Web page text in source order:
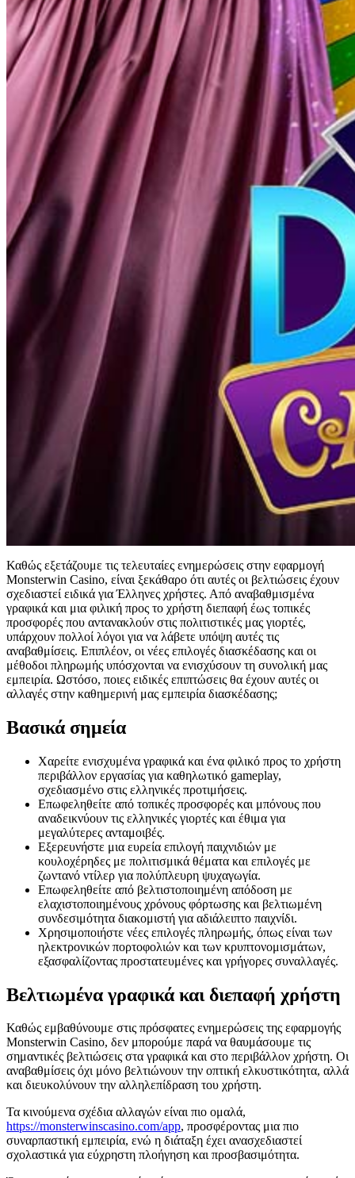
Καθώς εξετάζουμε τις τελευταίες ενημερώσεις στην εφαρμογή
Monsterwin Casino, είναι ξεκάθαρο ότι αυτές οι βελτιώσεις έχουν
σχεδιαστεί ειδικά για Έλληνες χρήστες. Από αναβαθμισμένα
γραφικά και μια φιλική προς το χρήστη διεπαφή έως τοπικές
προσφορές που αντανακλούν στις πολιτιστικές μας γιορτές,
υπάρχουν πολλοί λόγοι για να λάβετε υπόψη αυτές τις
αναβαθμίσεις. Επιπλέον, οι νέες επιλογές διασκέδασης και οι
μέθοδοι πληρωμής υπόσχονται να ενισχύσουν τη συνολική μας
εμπειρία. Ωστόσο, ποιες ειδικές επιπτώσεις θα έχουν αυτές οι
αλλαγές στην καθημερινή μας εμπειρία διασκέδασης;
Βασικά σημεία
Χαρείτε ενισχυμένα γραφικά και ένα φιλικό προς το χρήστη
περιβάλλον εργασίας για καθηλωτικό gameplay,
σχεδιασμένο στις ελληνικές προτιμήσεις.
Επωφεληθείτε από τοπικές προσφορές και μπόνους που
αναδεικνύουν τις ελληνικές γιορτές και έθιμα για
μεγαλύτερες ανταμοιβές.
Εξερευνήστε μια ευρεία επιλογή παιχνιδιών με
κουλοχέρηδες με πολιτισμικά θέματα και επιλογές με
ζωντανό ντίλερ για πολύπλευρη ψυχαγωγία.
Επωφεληθείτε από βελτιστοποιημένη απόδοση με
ελαχιστοποιημένους χρόνους φόρτωσης και βελτιωμένη
συνδεσιμότητα διακομιστή για αδιάλειπτο παιχνίδι.
Χρησιμοποιήστε νέες επιλογές πληρωμής, όπως είναι των
ηλεκτρονικών πορτοφολιών και των κρυπτονομισμάτων,
εξασφαλίζοντας προστατευμένες και γρήγορες συναλλαγές.
Βελτιωμένα γραφικά και διεπαφή χρήστη
Καθώς εμβαθύνουμε στις πρόσφατες ενημερώσεις της εφαρμογής
Monsterwin Casino, δεν μπορούμε παρά να θαυμάσουμε τις
σημαντικές βελτιώσεις στα γραφικά και στο περιβάλλον χρήστη. Οι
αναβαθμίσεις όχι μόνο βελτιώνουν την οπτική ελκυστικότητα, αλλά
και διευκολύνουν την αλληλεπίδραση του χρήστη.
Τα κινούμενα σχέδια αλλαγών είναι πιο ομαλά,
https://monsterwinscasino.com/app, προσφέροντας μια πιο
συναρπαστική εμπειρία, ενώ η διάταξη έχει ανασχεδιαστεί
σχολαστικά για εύχρηστη πλοήγηση και προσβασιμότητα.